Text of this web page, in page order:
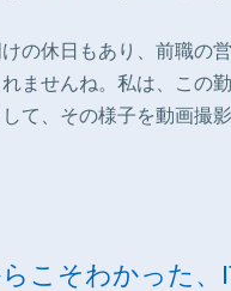
の休日もあり、前職の
ませんね。私は、この
て、その様子を動画撮
こそわかった、